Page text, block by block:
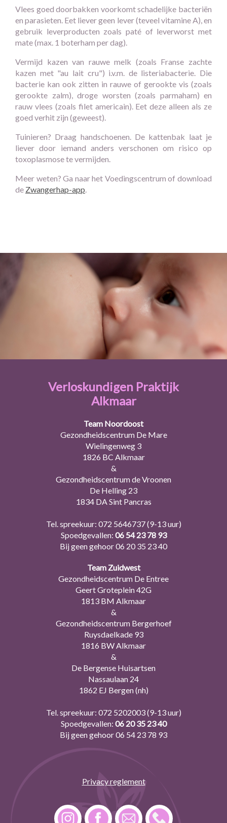
Vlees goed doorbakken voorkomt schadelijke bacteriën
en parasieten. Eet liever geen lever (teveel vitamine A), en
gebruik leverproducten zoals paté of leverworst met
mate (max. 1 boterham per dag).
Vermijd kazen van rauwe melk (zoals Franse zachte
kazen met "au lait cru") i.v.m. de listeriabacterie. Die
bacterie kan ook zitten in rauwe of gerookte vis (zoals
gerookte zalm), droge worsten (zoals parmaham) en
rauw vlees (zoals filet americain). Eet deze alleen als ze
goed verhit zijn (geweest).
Tuinieren? Draag handschoenen. De kattenbak laat je
liever door iemand anders verschonen om risico op
toxoplasmose te vermijden.
Meer weten? Ga naar het Voedingscentrum of download
de Zwangerhap-app.
Verloskundigen Praktijk
Alkmaar
Team Noordoost
Gezondheidscentrum De Mare
Wielingenweg 3
1826 BC Alkmaar
&
Gezondheidscentrum de Vroonen
De Helling 23
1834 DA Sint Pancras
Tel. spreekuur: 072 5646737(9-13 uur)
Spoedgevallen: 06 54 23 78 93
Bij geen gehoor06 20 35 23 40
Team Zuidwest
Gezondheidscentrum De Entree
Geert Groteplein 42G
1813 BM Alkmaar
&
Gezondheidscentrum Bergerhoef
Ruysdaelkade 93
1816 BW Alkmaar
&
De Bergense Huisartsen
Nassaulaan 24
1862 EJ Bergen (nh)
Tel. spreekuur: 072 5202003(9-13 uur)
Spoedgevallen: 06 20 35 23 40
Bij geen gehoor06 54 23 78 93
Privacy reglement